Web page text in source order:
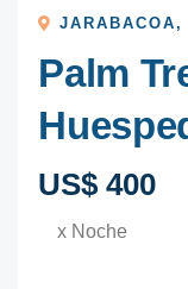
JARABACOA
Palm
US$ 400
x Noche